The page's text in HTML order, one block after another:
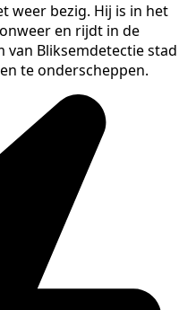
weer bezig. Hij is in het
en rijdt in de
Bliksemdetectie stad
te onderscheppen.